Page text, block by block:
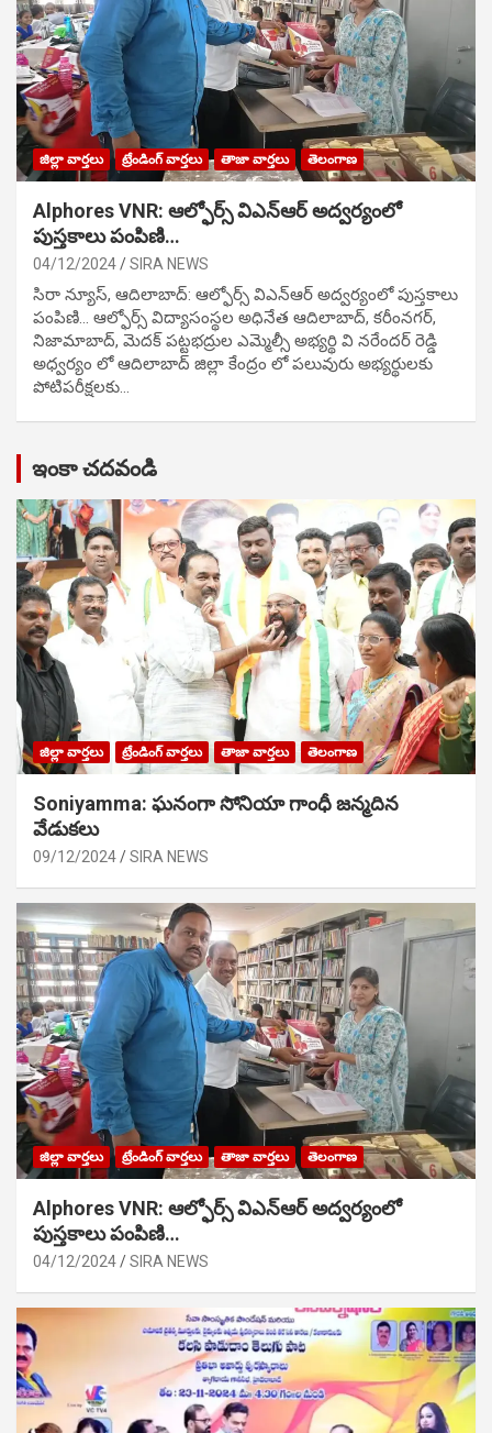
జిల్లా వార్తలు ట్రేండింగ్ వార్తలు తాజా వార్తలు తెలంగాణ
Alphores VNR: ఆల్ఫోర్స్ విఎన్ఆర్ అద్వర్యంలో
పుస్తకాలు పంపిణి…
04/12/2024 SIRA NEWS
సిరా న్యూస్, ఆదిలాబాద్: ఆల్ఫోర్స్ విఎన్ఆర్ అద్వర్యంలో పుస్తకాలు
పంపిణి… ఆల్ఫోర్స్ విద్యాసంస్థల అధినేత ఆదిలాబాద్, కరీంనగర్,
నిజామాబాద్, మెదక్ పట్టభద్రుల ఎమ్మెల్సీ అభ్యర్థి వి నరేందర్ రెడ్డి
అధ్వర్యం లో ఆదిలాబాద్ జిల్లా కేంద్రం లో పలువురు అభ్యర్థులకు
పోటిప‌రీక్ష‌ల‌కు…
ఇంకా చదవండి
జిల్లా వార్తలు ట్రేండింగ్ వార్తలు తాజా వార్తలు తెలంగాణ
Soniyamma: ఘ‌నంగా సోనియా గాంధీ జ‌న్మ‌దిన
వేడుక‌లు
09/12/2024 SIRA NEWS
జిల్లా వార్తలు ట్రేండింగ్ వార్తలు తాజా వార్తలు తెలంగాణ
Alphores VNR: ఆల్ఫోర్స్ విఎన్ఆర్ అద్వర్యంలో
పుస్తకాలు పంపిణి…
04/12/2024 SIRA NEWS